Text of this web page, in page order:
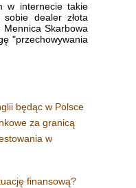
w internecie takie
dealer złota
Mennica Skarbowa
"przechowywania
będąc w Polsce
za granicą
w
finansową?